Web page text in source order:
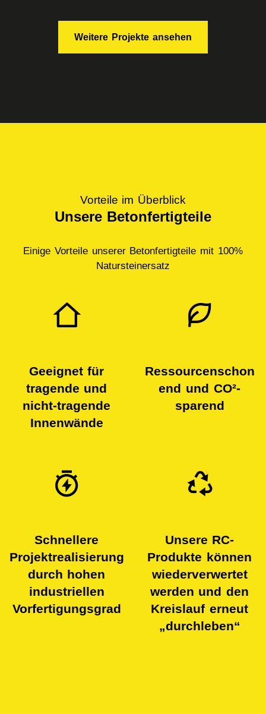
Gewerk: Gehwegplatten mit einer
Besenstrichoberfläche Produktionszeit: 30 Tage
Weitere Projekte ansehen
Vorteile im Überblick
Unsere Betonfertigteile
Einige Vorteile unserer Betonfertigteile mit 100%
Natursteinersatz
Geeignet für
tragende und
nicht-tragende
Innenwände
Ressourcenschon
end und CO²-
sparend
Schnellere
Projektrealisierung
durch hohen
industriellen
Vorfertigungsgrad
Unsere RC-
Produkte können
wiederverwertet
werden und den
Kreislauf erneut
„durchleben“